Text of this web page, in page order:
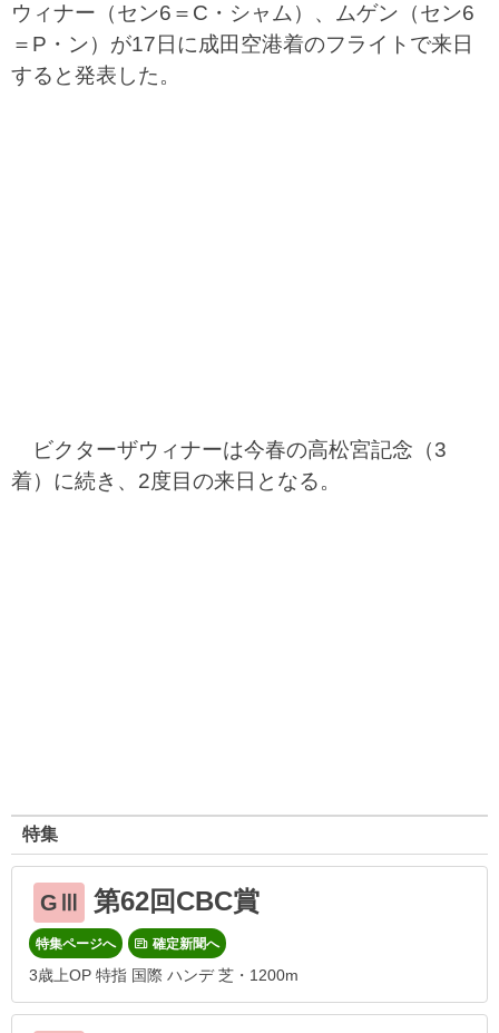
ウィナー（セン6＝C・シャム）、ムゲン（セン6
＝P・ン）が17日に成田空港着のフライトで来日
すると発表した。
ビクターザウィナーは今春の高松宮記念（3
着）に続き、2度目の来日となる。
特集
GⅢ 第62回CBC賞
特集ページへ 確定新聞へ
3歳上OP 特指 国際 ハンデ 芝・1200m